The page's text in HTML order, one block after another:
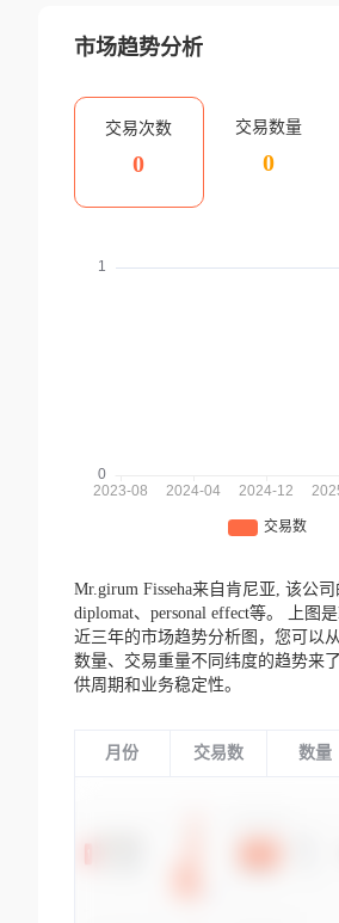
市场趋势分析
交易次数
0
交易数量
0
Mr.girum Fisseha来自肯尼亚, 该公司
diplomat、personal effect等。
上图
近三年的市场趋势分析图，您可以
数量、交易重量不同纬度的趋势来
供周期和业务稳定性。
月份 交易数 数量